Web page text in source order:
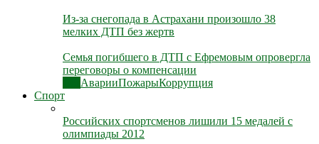
Из-за снегопада в Астрахани произошло 38
мелких ДТП без жертв
Семья погибшего в ДТП с Ефремовым опровергла
переговоры о компенсации
АварииПожарыКоррупция
Спорт
Российских спортсменов лишили 15 медалей с
олимпиады 2012